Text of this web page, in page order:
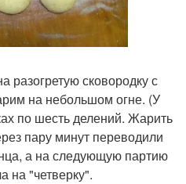
разогретую сковородку с
на небольшом огне. (У
по шесть делений. Жарить
пару минут переводили
а на следующую партию
на "четверку".